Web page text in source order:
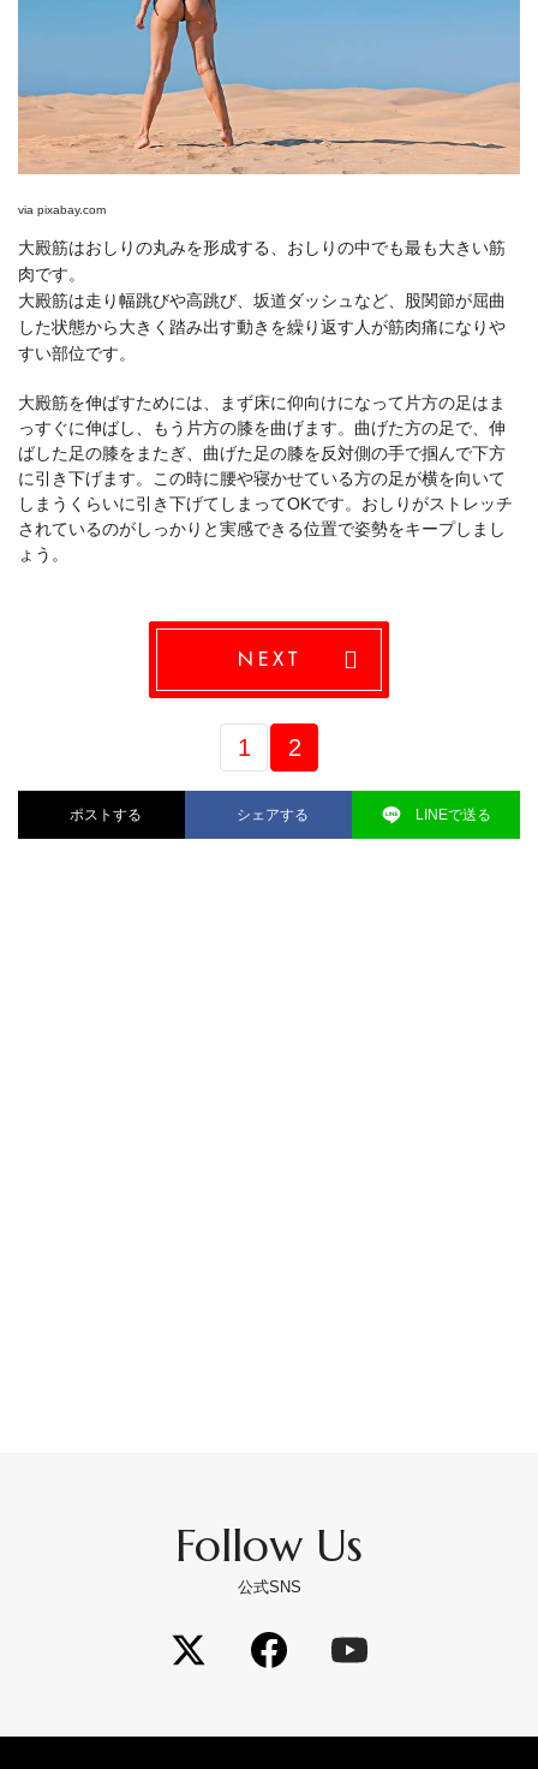
via pixabay.com
大殿筋はおしりの丸みを形成する、おしりの中でも最も大きい筋
肉です。
大殿筋は走り幅跳びや高跳び、坂道ダッシュなど、股関節が屈曲
した状態から大きく踏み出す動きを繰り返す人が筋肉痛になりや
すい部位です。
大殿筋を伸ばすためには、まず床に仰向けになって片方の足はま
っすぐに伸ばし、もう片方の膝を曲げます。曲げた方の足で、伸
ばした足の膝をまたぎ、曲げた足の膝を反対側の手で掴んで下方
に引き下げます。この時に腰や寝かせている方の足が横を向いて
しまうくらいに引き下げてしまってOKです。おしりがストレッチ
されているのがしっかりと実感できる位置で姿勢をキープしまし
ょう。
NEXT
1 2
ポストする シェアする LINEで送る
Follow Us
公式SNS